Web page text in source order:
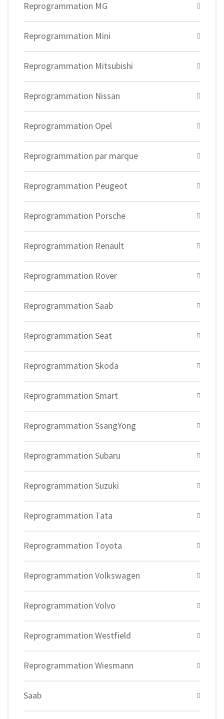
Reprogrammation MG
Reprogrammation Mini
Reprogrammation Mitsubishi
Reprogrammation Nissan
Reprogrammation Opel
Reprogrammation par marque
Reprogrammation Peugeot
Reprogrammation Porsche
Reprogrammation Renault
Reprogrammation Rover
Reprogrammation Saab
Reprogrammation Seat
Reprogrammation Skoda
Reprogrammation Smart
Reprogrammation SsangYong
Reprogrammation Subaru
Reprogrammation Suzuki
Reprogrammation Tata
Reprogrammation Toyota
Reprogrammation Volkswagen
Reprogrammation Volvo
Reprogrammation Westfield
Reprogrammation Wiesmann
Saab